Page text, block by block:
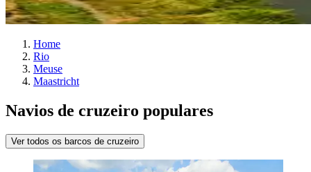
Home
Rio
Meuse
Maastricht
Navios de cruzeiro populares
Ver todos os barcos de cruzeiro